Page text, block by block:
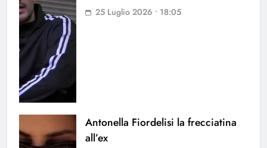
25 Luglio 2026 • 18:05
Antonella Fiordelisi la frecciatina
all’ex